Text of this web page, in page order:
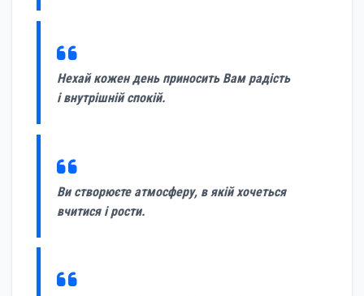
Нехай кожен день приносить Вам радість
і внутрішній спокій.
Ви створюєте атмосферу, в якій хочеться
вчитися і рости.